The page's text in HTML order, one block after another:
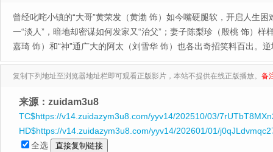
曾经叱咤小镇的“大哥”黄荣发（黄渤 饰）如今嘴硬腿软，开启人生
一“淡人”，暗地却密谋如何发家又“治父”；妻子陈梨珍（殷桃 饰）
嘉琦 饰）和“神”通广大的阿太（刘雪华 饰）也各出奇招笑料百出。
复制下列地址至浏览器地址栏即可观看正版影片，本站不提供在线正版播放。 备
来源：zuidam3u8
TC$https://v14.zuidazym3u8.com/yyv14/202510/03/
HD$https://v14.zuidazym3u8.com/yyv14/202601/01/
全选